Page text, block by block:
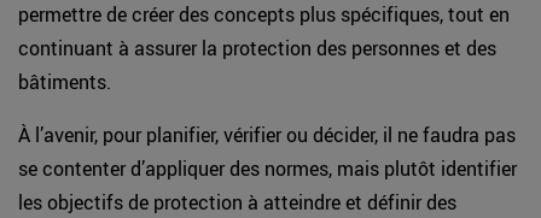
permettre de créer des concepts plus spécifiques, tout en
continuant à assurer la protection des personnes et des
bâtiments.
À l’avenir, pour planifier, vérifier ou décider, il ne faudra pas
se contenter d’appliquer des normes, mais plutôt identifier
les objectifs de protection à atteindre et définir des